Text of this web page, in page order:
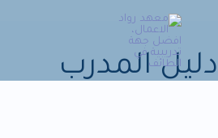
المحتوى
دليل المدرب​